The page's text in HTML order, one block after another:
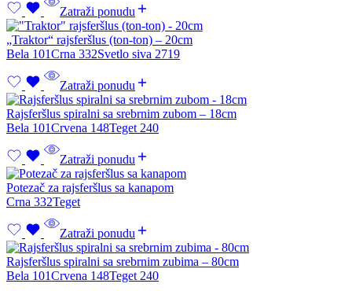
Zatraži ponudu
„Traktor“ rajsferšlus (ton-ton) – 20cm
Bela 101Crna 332Svetlo siva 2719
Zatraži ponudu
Rajsferšlus spiralni sa srebrnim zubom – 18cm
Bela 101Crvena 148Teget 240
Zatraži ponudu
Potezač za rajsferšlus sa kanapom
Crna 332Teget
Zatraži ponudu
Rajsferšlus spiralni sa srebrnim zubima – 80cm
Bela 101Crvena 148Teget 240